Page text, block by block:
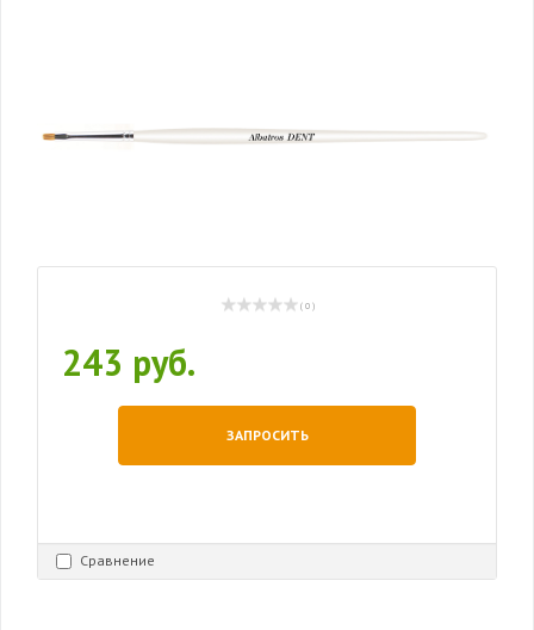
( 0 )
243 руб.
ЗАПРОСИТЬ
Сравнение